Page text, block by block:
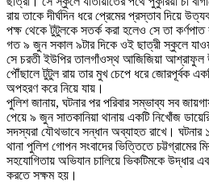
রায় তাকে দীর্ঘদিন ধরে প্রেমের প্রস্তাব দিয়ে
পক্ষ থেকে টুটুলকে সতর্ক করা হলেও সে তা কর্ণপাত
গত ৯ জুন সকাল ৯টার দিকে ওই ছাত্রী স্কুলে
সে চরতী ইউপির তালগাঁওস্থ আজিজিয়া আশ্রাফুল
পৌঁছালে টুটুল রায় তার মুখ চেপে ধরে জোরপূর্বক
অপহরণ করে নিয়ে যায়।
পুলিশ জানায়, ঘটনার পর পরিবার সম্ভাব্য সব
পেয়ে ৯ জুন সাতকানিয়া থানায় একটি নিখোঁজ
সদস্যরা যৌথভাবে সন্ধান অব্যাহত রাখে।
থানা পুলিশ গোপন সংবাদের ভিত্তিতে চট্টগ্রামের
সহযোগিতায় অভিযান চালিয়ে ভিকটিমকে উদ্ধার
করতে সক্ষম হয়।